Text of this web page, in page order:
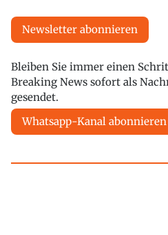
Newsletter abonnieren
Bleiben Sie immer einen
Breaking News sofort als
gesendet.
Whatsapp-Kanal abonnieren